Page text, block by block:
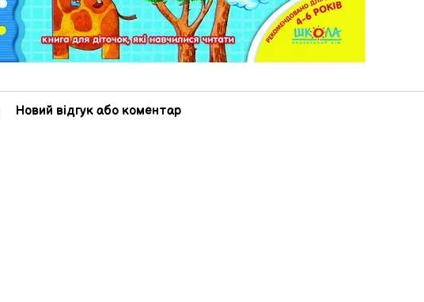
Новий відгук або коментар